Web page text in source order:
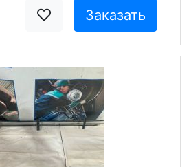
Заказать